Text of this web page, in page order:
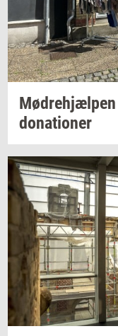
Mødre­hjæl­pen
do­na­tio­ner